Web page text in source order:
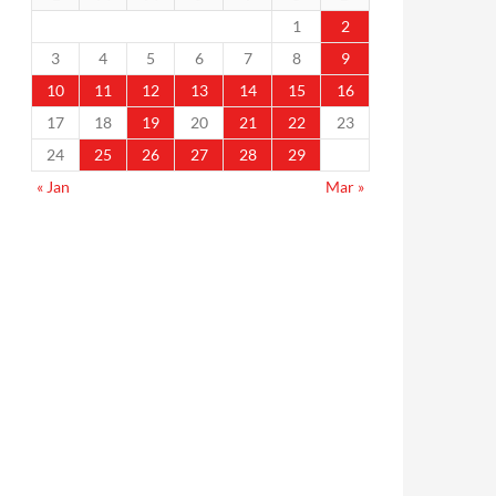
1
2
3
4 5 6 7 8
9
10
11 12 13 14 15
16
17
18 19 20 21 22
23
24
25 26 27 28
29
« Jan
Mar »